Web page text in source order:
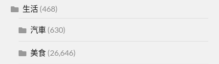
生活 (468)
汽車 (630)
美食 (26,646)